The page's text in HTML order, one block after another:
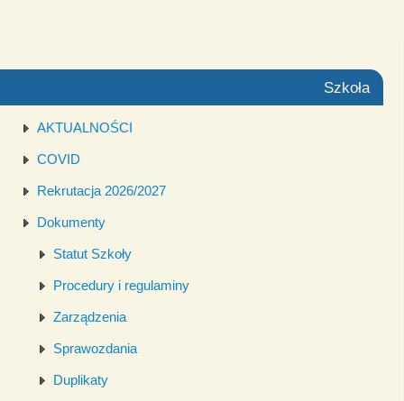
Szkoła
AKTUALNOŚCI
COVID
Rekrutacja 2026/2027
Dokumenty
Statut Szkoły
Procedury i regulaminy
Zarządzenia
Sprawozdania
Duplikaty